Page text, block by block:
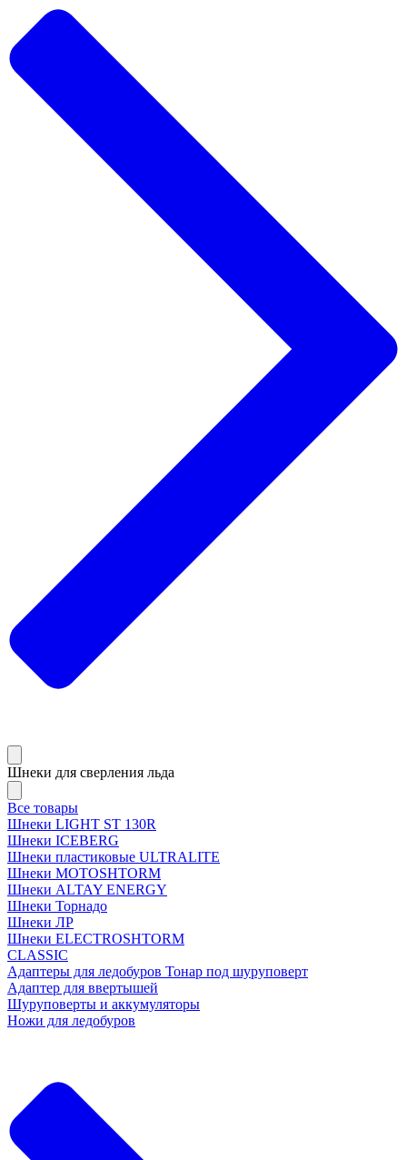
Шнеки для сверления льда
Все товары
Шнеки LIGHT ST 130R
Шнеки ICEBERG
Шнеки пластиковые ULTRALITE
Шнеки MOTOSHTORM
Шнеки ALTAY ENERGY
Шнеки Торнадо
Шнеки ЛР
Шнеки ELECTROSHTORM
CLASSIC
Адаптеры для ледобуров Тонар под шуруповерт
Адаптер для ввертышей
Шуруповерты и аккумуляторы
Ножи для ледобуров